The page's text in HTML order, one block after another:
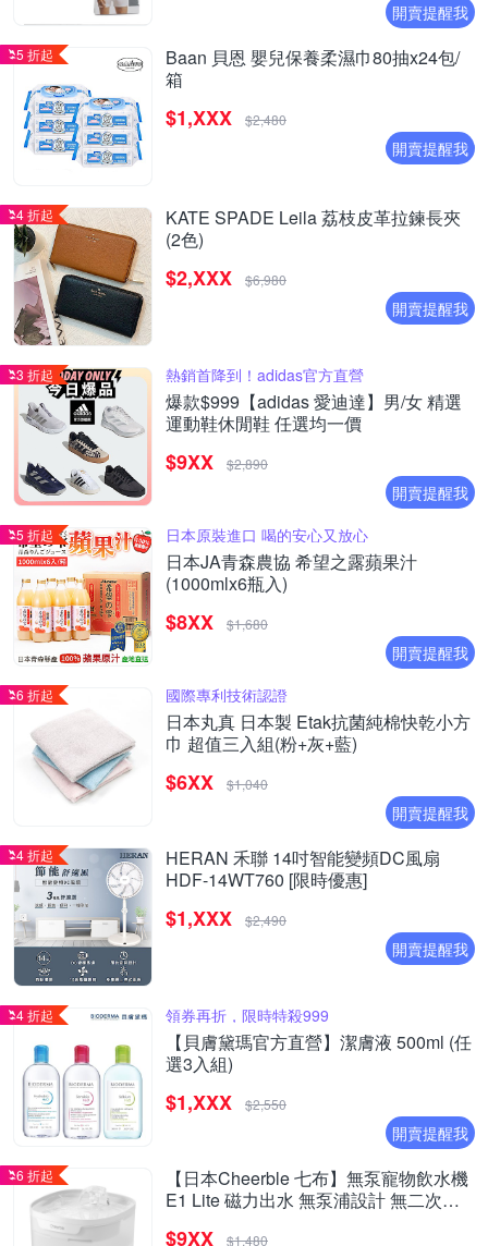
開賣提醒我
5 折起
Baan 貝恩 嬰兒保養柔濕巾80抽x24包/
箱
$1,XXX $2,480
開賣提醒我
4 折起
KATE SPADE Leila 荔枝皮革拉鍊長夾
(2色)
$2,XXX $6,980
開賣提醒我
3 折起 熱銷首降到！adidas官方直營
爆款$999【adidas 愛迪達】男/女 精選
運動鞋休閒鞋 任選均一價
$9XX $2,890
開賣提醒我
5 折起 日本原裝進口 喝的安心又放心
日本JA青森農協 希望之露蘋果汁
(1000mlx6瓶入)
$8XX $1,680
開賣提醒我
6 折起 國際專利技術認證
日本丸真 日本製 Etak抗菌純棉快乾小方
巾 超值三入組(粉+灰+藍)
$6XX $1,040
開賣提醒我
4 折起
HERAN 禾聯 14吋智能變頻DC風扇
HDF-14WT760 [限時優惠]
$1,XXX $2,490
開賣提醒我
4 折起 領券再折，限時特殺999
【貝膚黛瑪官方直營】潔膚液 500ml (任
選3入組)
$1,XXX $2,550
開賣提醒我
6 折起
【日本Cheerble 七布】無泵寵物飲水機
E1 Lite 磁力出水 無泵浦設計 無二次汙
$9XX $1,480